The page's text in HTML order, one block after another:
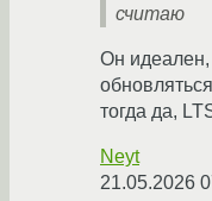
считаю
Он идеален,
тогда да,
Neyt
21.05.2026